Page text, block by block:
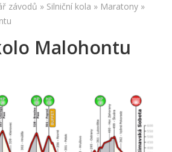
závodů » Silniční kola » Maratony »
Malohontu